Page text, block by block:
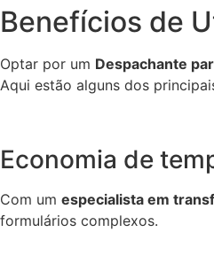
Benefícios de
Optar por um Despachante
Aqui estão alguns dos
Economia de
Com um especialista em
formulários complexos.